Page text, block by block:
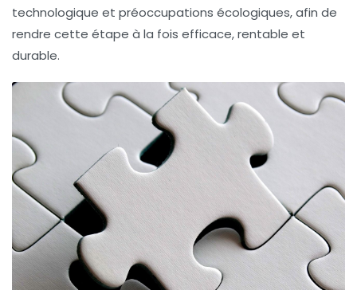
technologique et préoccupations écologiques, afin de
rendre cette étape à la fois efficace, rentable et
durable.